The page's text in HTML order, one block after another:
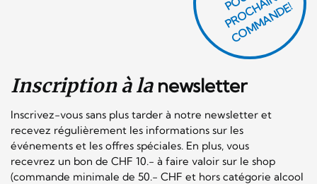
Inscription à lanewsletter
Inscrivez-vous sans plus tarder à notre newsletter et
recevez régulièrement les informations sur les
événements et les offres spéciales. En plus, vous
recevrez un bon de CHF 10.- à faire valoir sur le shop
(commande minimale de 50.- CHF et hors catégorie alcool
H
E
E!